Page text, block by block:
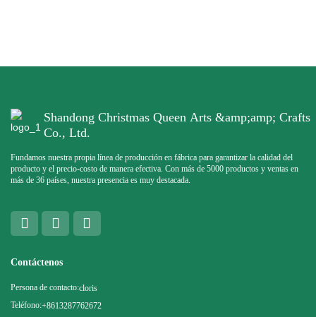
Shandong Christmas Queen Arts &amp;amp; Crafts
Co., Ltd.
Fundamos nuestra propia línea de producción en fábrica para garantizar la calidad del
producto y el precio-costo de manera efectiva. Con más de 5000 productos y ventas en
más de 36 países, nuestra presencia es muy destacada.
Contáctenos
Persona de contacto:cloris
Teléfono:+8613287762672